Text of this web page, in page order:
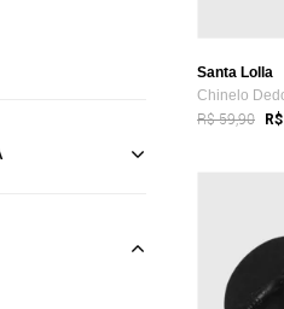
Santa Lolla
R$ 59,90